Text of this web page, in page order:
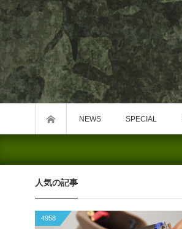
NEWS SPECIAL
人気の記事
4958